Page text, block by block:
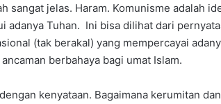
sangat jelas. Haram. Komunisme adalah
adanya Tuhan. Ini bisa dilihat dari
(tak berakal) yang mempercayai
berbahaya bagi umat Islam.
kenyataan. Bagaimana kerumitan